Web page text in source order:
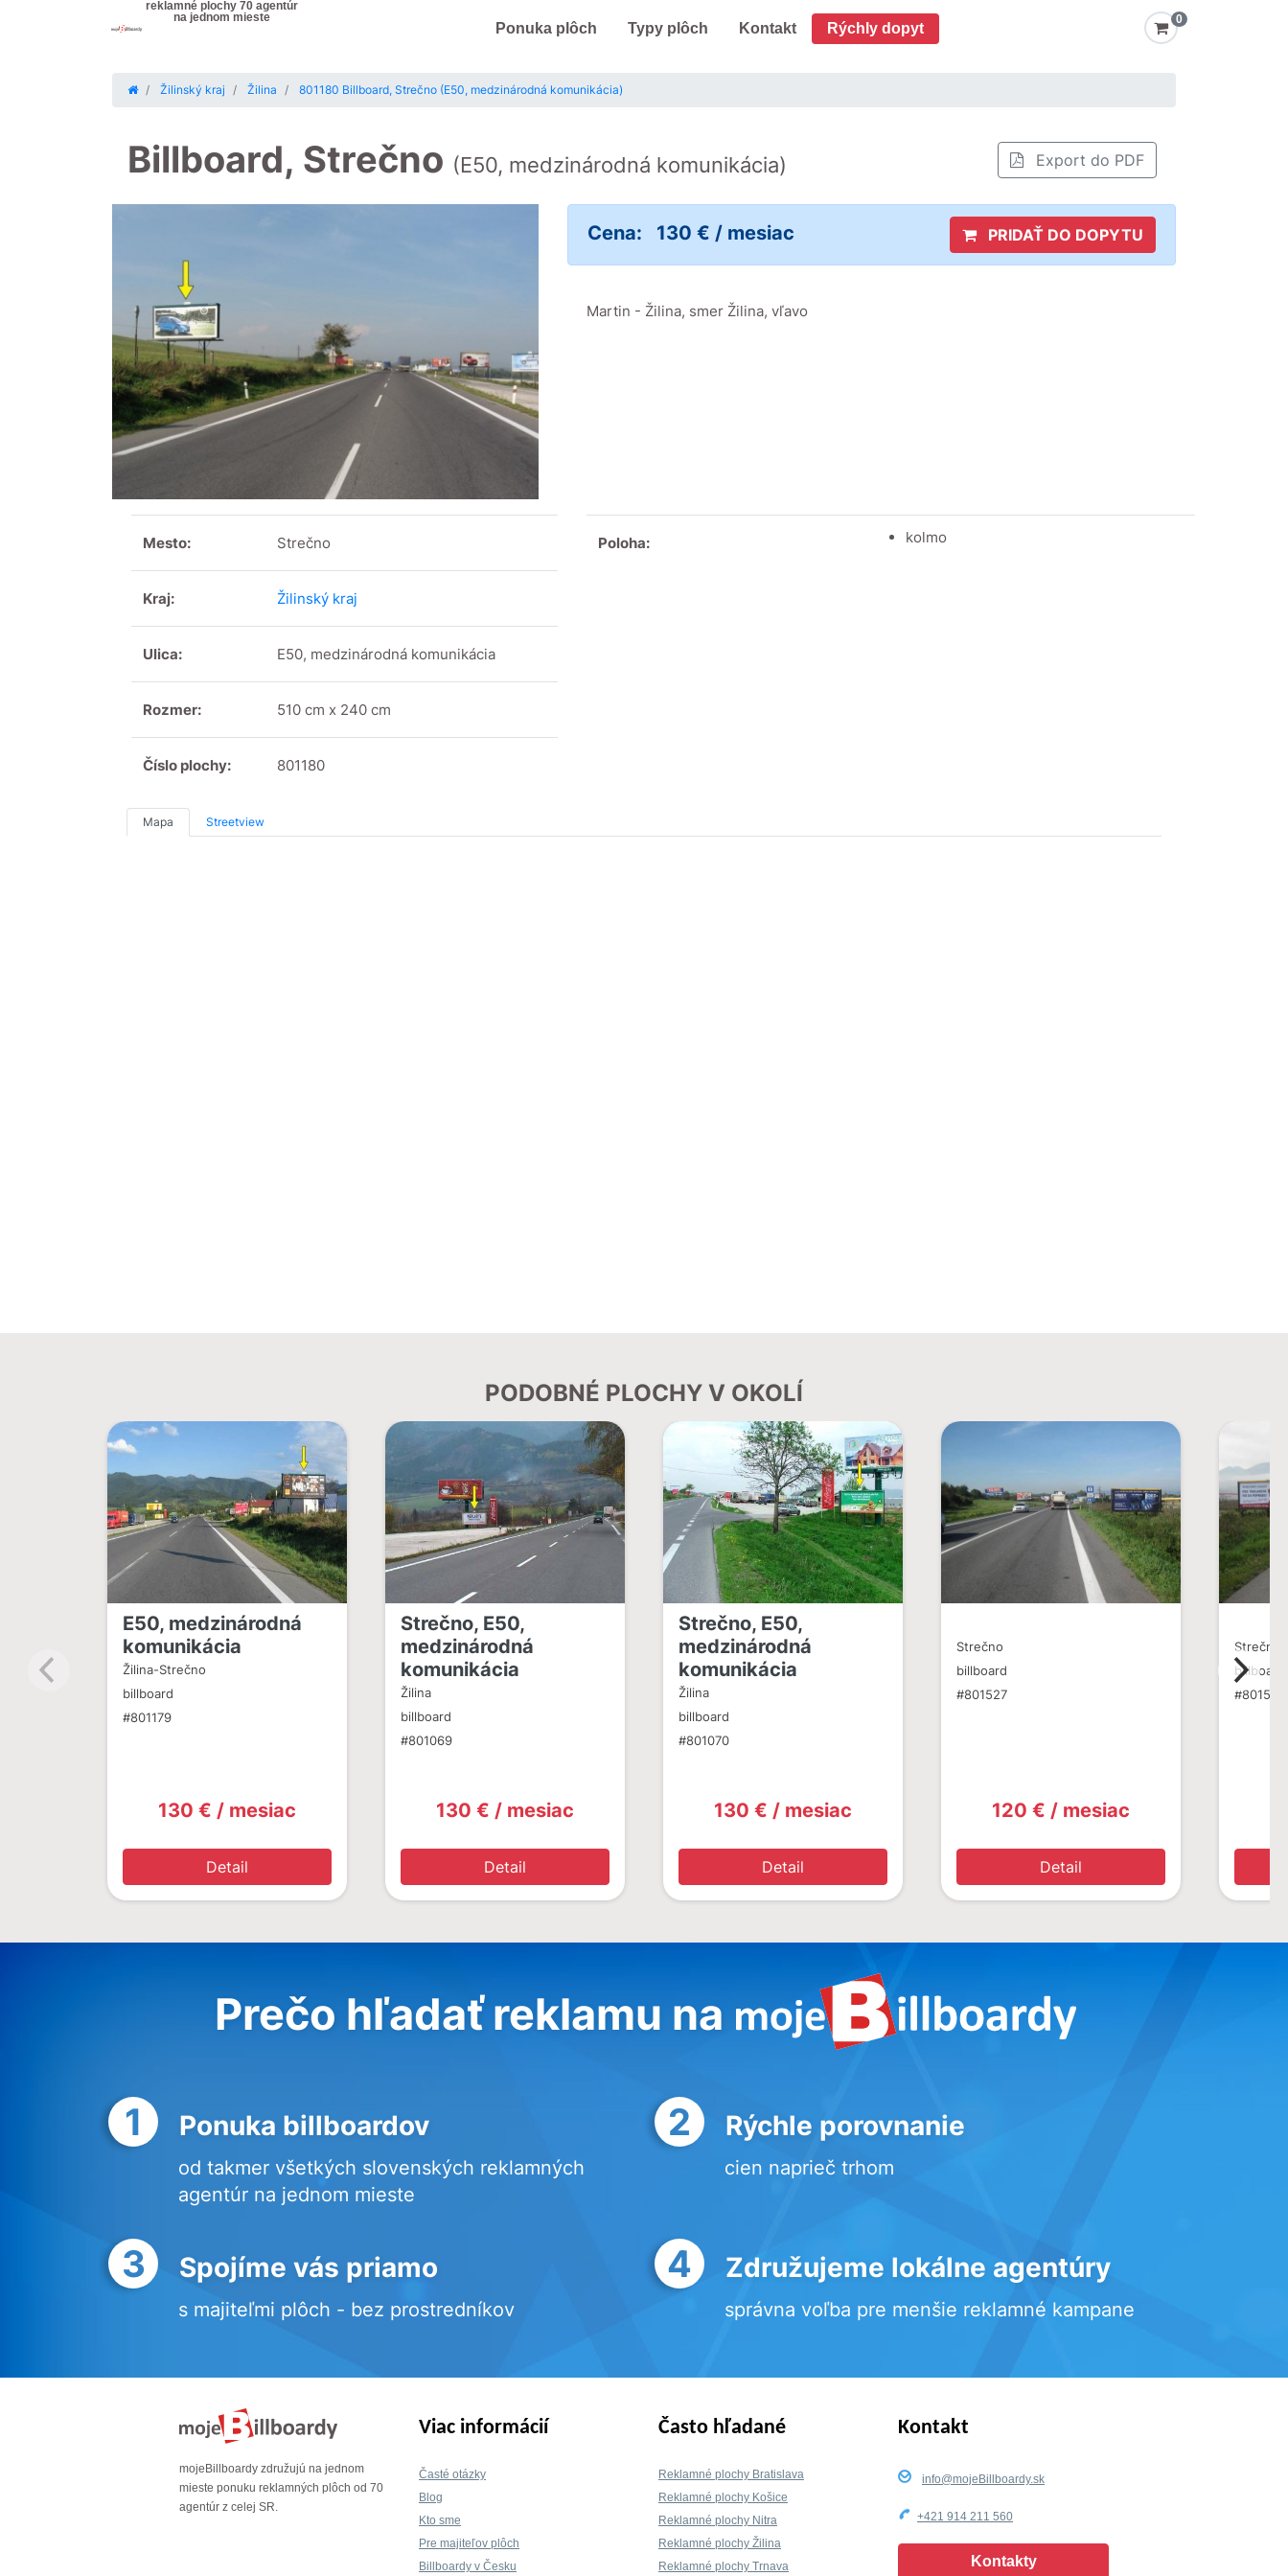
reklamné plochy 70 agentúr
na jednom mieste
Ponuka plôch Typy plôch Kontakt Rýchly dopyt
0
Žilinský kraj Žilina 801180 Billboard, Strečno (E50, medzinárodná komunikácia)
Billboard, Strečno (E50, medzinárodná komunikácia) Export do PDF
Cena: 130 € / mesiac PRIDAŤ DO DOPYTU
Martin - Žilina, smer Žilina, vľavo
Mesto: Strečno
Kraj: Žilinský kraj
Ulica: E50, medzinárodná komunikácia
Rozmer: 510 cm x 240 cm
Číslo plochy: 801180
Poloha: kolmo
Mapa Streetview
PODOBNÉ PLOCHY V OKOLÍ
E50, medzinárodná
komunikácia
Žilina-Strečno
billboard
#801179
130 € / mesiac
Detail
Strečno, E50,
medzinárodná
komunikácia
Žilina
billboard
#801069
130 € / mesiac
Detail
Strečno, E50,
medzinárodná
komunikácia
Žilina
billboard
#801070
130 € / mesiac
Detail
Strečno
billboard
#801527
120 € / mesiac
Detail
Strečno
billboard
#801528
Prečo hľadať reklamu na
1 Ponuka billboardov
od takmer všetkých slovenských reklamných
agentúr na jednom mieste
2 Rýchle porovnanie
cien naprieč trhom
3 Spojíme vás priamo
s majiteľmi plôch - bez prostredníkov
4 Združujeme lokálne agentúry
správna voľba pre menšie reklamné kampane
mojeBillboardy združujú na jednom
mieste ponuku reklamných plôch od 70
agentúr z celej SR.
Viac informácií
Časté otázky
Blog
Kto sme
Pre majiteľov plôch
Billboardy v Česku
Často hľadané
Reklamné plochy Bratislava
Reklamné plochy Košice
Reklamné plochy Nitra
Reklamné plochy Žilina
Reklamné plochy Trnava
Kontakt
info@mojeBillboardy.sk
+421 914 211 560
Kontakty